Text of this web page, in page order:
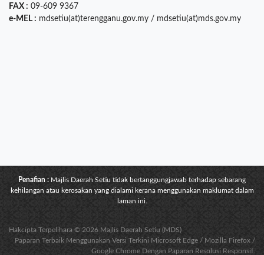
FAX : 09-609 9367
e-MEL : mdsetiu(at)terengganu.gov.my / mdsetiu(at)mds.gov.my
Penafian : Majlis Daerah Setiu tidak bertanggungjawab terhadap sebarang
kehilangan atau kerosakan yang dialami kerana menggunakan maklumat dalam
laman ini.
Hakcipta Terpelihara © 2026 Majlis Daerah Setiu (MDS)
Paparan Terbaik Menggunakan Versi Terkini Microsoft Edge / Mozilla Firefox /
Google Chrome Dengan Paparan Resolusi Responsif.